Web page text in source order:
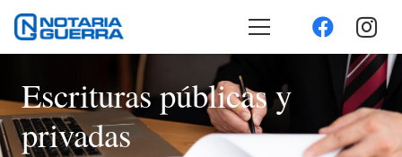
Escrituras públicas y
privadas